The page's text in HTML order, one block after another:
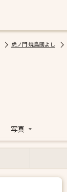
虎ノ門 焼鳥國よし
写真